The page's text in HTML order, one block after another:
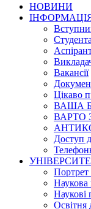
НОВИНИ
Вакансії
Цікаво
ВАША
ВАРТО
Доступ
Наукова
Наукові
Освітня